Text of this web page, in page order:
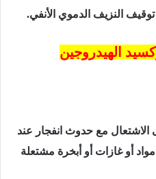
النزيف الدموي الأنفي.
الهيدروجين
مع حدوث انفجار عند
أو غازات أو أبخرة مشتعلة